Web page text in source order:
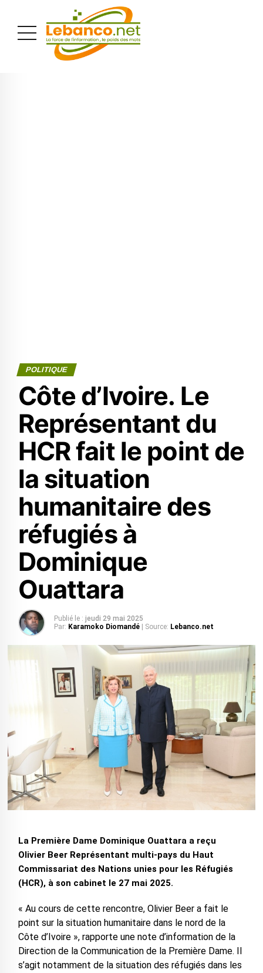
POLITIQUE
Côte d’Ivoire. Le
Représentant du
HCR fait le point de
la situation
humanitaire des
réfugiés à
Dominique
Ouattara
Publié le : jeudi 29 mai 2025
Par: Karamoko Diomandé | Source: Lebanco.net
La Première Dame Dominique Ouattara a reçu
Olivier Beer Représentant multi-pays du Haut
Commissariat des Nations unies pour les Réfugiés
(HCR), à son cabinet le 27 mai 2025.
« Au cours de cette rencontre, Olivier Beer a fait le
point sur la situation humanitaire dans le nord de la
Côte d’Ivoire », rapporte une note d’information de la
Direction de la Communication de la Première Dame. Il
s’agit notamment de la situation des réfugiés dans les